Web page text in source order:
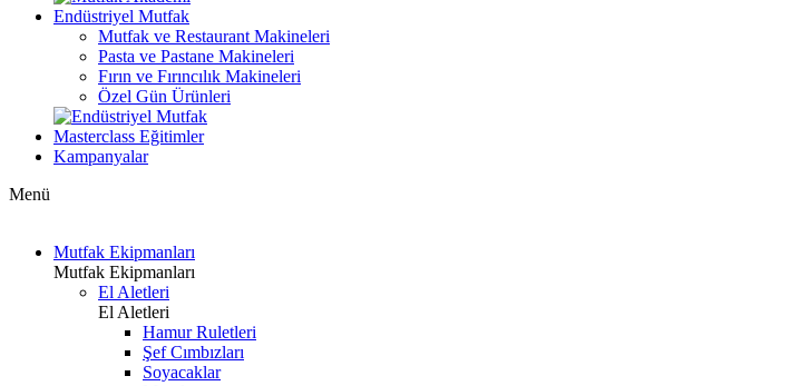
Endüstriyel Mutfak
Mutfak ve Restaurant Makineleri
Pasta ve Pastane Makineleri
Fırın ve Fırıncılık Makineleri
Özel Gün Ürünleri
Masterclass Eğitimler
Kampanyalar
Menü
Mutfak Ekipmanları
Mutfak Ekipmanları
El Aletleri
El Aletleri
Hamur Ruletleri
Şef Cımbızları
Soyacaklar